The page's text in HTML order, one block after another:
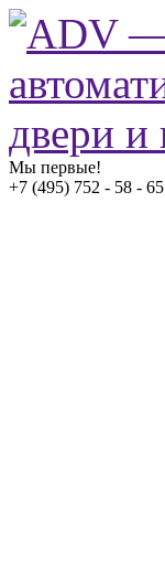
Мы первые!
+7 (495) 752 - 58 - 65